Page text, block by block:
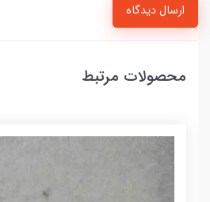
ارسال دیدگاه
محصولات مرتبط